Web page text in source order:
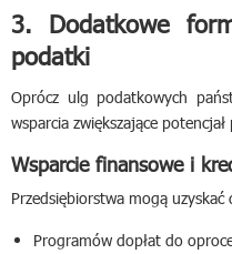
3. Dodatkowe
podatki
Oprócz ulg podatkowych
wsparcia zwiększające
Wsparcie finansowe i
Przedsiębiorstwa mogą
Programów dopłat do